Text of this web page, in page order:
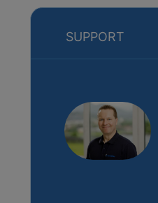
SUPPORT